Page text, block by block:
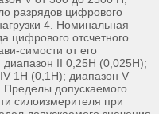
разрядов цифрового
4. Номинальная
цифрового отсчетного
симости от его
II 0,25Н (0,025Н);
1Н (0,1Н); диапазон V
допускаемого
силоизмерителя при